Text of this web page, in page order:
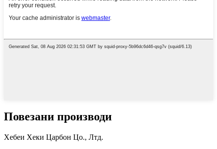
Повезани производи
Хебеи Хеки Царбон Цо., Лтд.